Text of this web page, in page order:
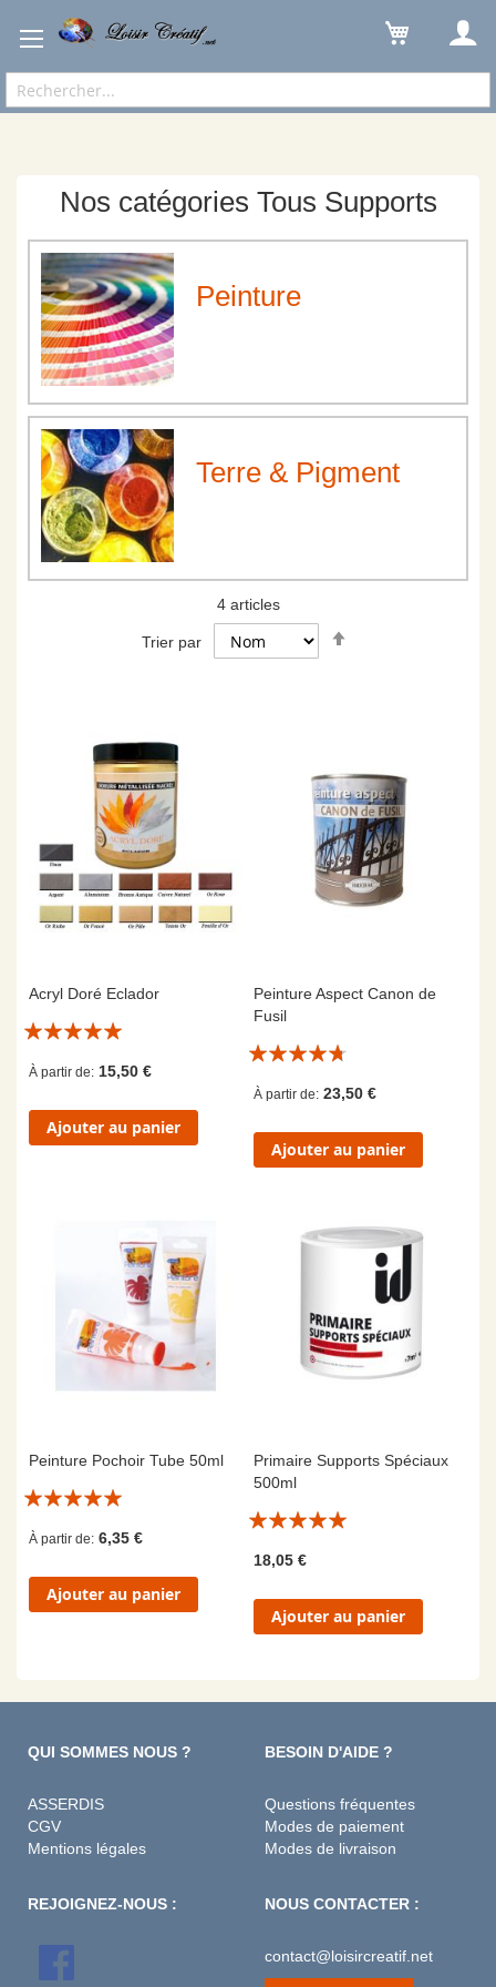
Nos catégories Tous Supports
Peinture
Terre & Pigment
4articles
Trier par
Acryl Doré Eclador
Évaluation:
À partir de 15,50 €
Ajouter au panier
Peinture Aspect Canon de
Fusil
Évaluation:
À partir de 23,50 €
Ajouter au panier
Peinture Pochoir Tube 50ml
Évaluation:
À partir de 6,35 €
Ajouter au panier
Primaire Supports Spéciaux
500ml
Évaluation:
18,05 €
Ajouter au panier
QUI SOMMES NOUS ?
ASSERDIS
CGV
Mentions légales
BESOIN D'AIDE ?
Questions fréquentes
Modes de paiement
Modes de livraison
REJOIGNEZ-NOUS : NOUS CONTACTER :
contact@loisircreatif.net